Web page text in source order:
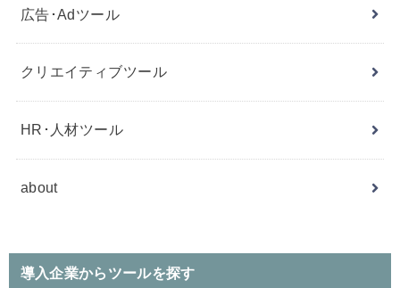
広告･Adツール
クリエイティブツール
HR･人材ツール
about
導入企業からツールを探す